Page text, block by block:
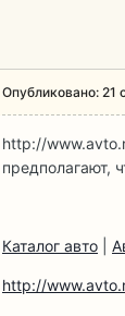
Опубликовано: 21
http://
предполагают,
Каталог авто
http://